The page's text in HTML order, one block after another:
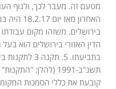
מטעם זה. מעבר לכך, ולגוף
האחרון
בירושלים. משזהו מקום
הדין האזורי בירושלים הוא
בתביעתו. 5.
תשנ"ב-1991 (להלן:
קובעת את כללי הסמכות